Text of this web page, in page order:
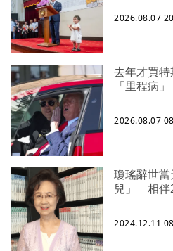
2026.08.07
去年才買
「里程病
2026.08.07
瓊瑤辭世
兒」 相伴
2024.12.11